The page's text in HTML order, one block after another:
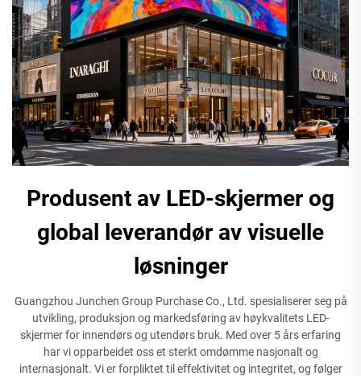
Produsent av LED-skjermer og
global leverandør av visuelle
løsninger
Guangzhou Junchen Group Purchase Co., Ltd. spesialiserer seg på
utvikling, produksjon og markedsføring av høykvalitets LED-
skjermer for innendørs og utendørs bruk. Med over 5 års erfaring
har vi opparbeidet oss et sterkt omdømme nasjonalt og
internasjonalt. Vi er forpliktet til effektivitet og integritet, og følger